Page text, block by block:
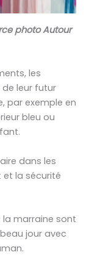
photo Autour
les
leur futur
par exemple en
bleu ou
dans les
et la sécurité
la marraine sont
jour avec